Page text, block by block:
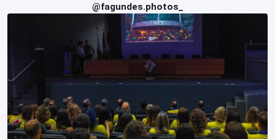
@fagundes.photos_